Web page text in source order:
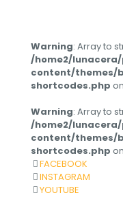
Warning: Array to
/home2/
content/themes/
shortcodes.php
Warning: Array to
/home2/
content/themes/
shortcodes.php
FACEBOOK
INSTAGRAM
YOUTUBE